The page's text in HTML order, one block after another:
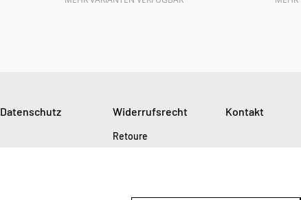
Datenschutz Widerrufsrecht
Retoure
Kontakt